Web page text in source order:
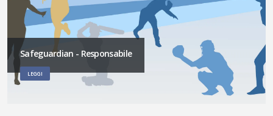
Safeguardian - Responsabile
LEGGI